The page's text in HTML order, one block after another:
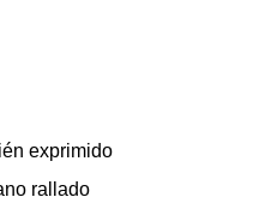
exprimido
rallado